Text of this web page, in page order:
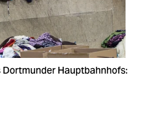
Hauptbahnhofs: